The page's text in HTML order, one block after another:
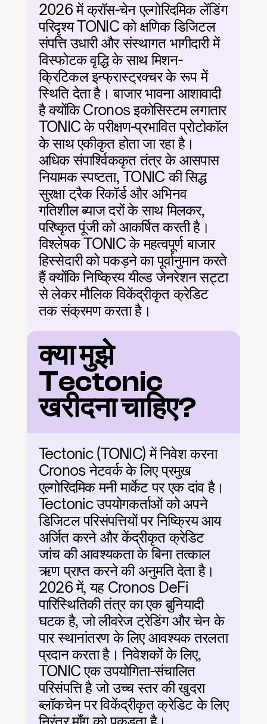
2026 में क्रॉस-चेन एल्गोरिदमिक लेंडिंग
परिदृश्य TONIC को क्षणिक डिजिटल
संपत्ति उधारी और संस्थागत भागीदारी में
विस्फोटक वृद्धि के साथ मिशन-
क्रिटिकल इन्फ्रास्ट्रक्चर के रूप में
स्थिति देता है। बाजार भावना आशावादी
है क्योंकि Cronos इकोसिस्टम लगातार
TONIC के परीक्षण-प्रभावित प्रोटोकॉल
के साथ एकीकृत होता जा रहा है।
अधिक संपार्श्विककृत तंत्र के आसपास
नियामक स्पष्टता, TONIC की सिद्ध
सुरक्षा ट्रैक रिकॉर्ड और अभिनव
गतिशील ब्याज दरों के साथ मिलकर,
परिष्कृत पूंजी को आकर्षित करती है।
विश्लेषक TONIC के महत्वपूर्ण बाजार
हिस्सेदारी को पकड़ने का पूर्वानुमान करते
हैं क्योंकि निष्क्रिय यील्ड जेनरेशन सट्टा
से लेकर मौलिक विकेंद्रीकृत क्रेडिट
तक संक्रमण करता है।
क्या मुझे
Tectonic
खरीदना चाहिए?
Tectonic (TONIC) में निवेश करना
Cronos नेटवर्क के लिए प्रमुख
एल्गोरिदमिक मनी मार्केट पर एक दांव है।
Tectonic उपयोगकर्ताओं को अपने
डिजिटल परिसंपत्तियों पर निष्क्रिय आय
अर्जित करने और केंद्रीकृत क्रेडिट
जांच की आवश्यकता के बिना तत्काल
ऋण प्राप्त करने की अनुमति देता है।
2026 में, यह Cronos DeFi
पारिस्थितिकी तंत्र का एक बुनियादी
घटक है, जो लीवरेज ट्रेडिंग और चेन के
पार स्थानांतरण के लिए आवश्यक तरलता
प्रदान करता है। निवेशकों के लिए,
TONIC एक उपयोगिता-संचालित
परिसंपत्ति है जो उच्च स्तर की खुदरा
ब्लॉकचेन पर विकेंद्रीकृत क्रेडिट के लिए